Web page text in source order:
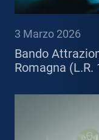
3 Marzo 2026
Bando
Romagna